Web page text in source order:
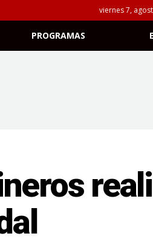
viernes 7,
PROGRAMAS